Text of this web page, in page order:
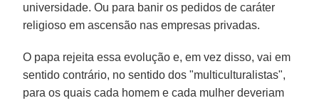
universidade. Ou para banir os pedidos de caráter
religioso em ascensão nas empresas privadas.
O papa rejeita essa evolução e, em vez disso, vai em
sentido contrário, no sentido dos "multiculturalistas",
para os quais cada homem e cada mulher deveriam